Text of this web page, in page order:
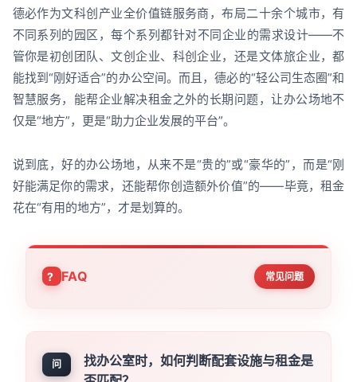
德必作为文科创产业全价值链服务商，布局二十余个城市，有
不同系列的园区，每个系列都针对不同企业的需求设计——不
管你是初创团队、文创企业、科创企业，还是文体旅企业，都
能找到“刚好适合”的办公空间。而且，德必的“轻公司生态圈”和
智慧服务，能帮企业解决租金之外的长期问题，让办公场地不
仅是“地方”，更是“助力企业发展的平台”。
说到底，好的办公场地，从来不是“贵的”或“豪华的”，而是“刚
好能满足你的需求，还能帮你创造额外价值”的——毕竟，租金
花在“有用的地方”，才是划算的。
FAQ 常见问题
问
找办公室时，如何判断配套设施与租金是